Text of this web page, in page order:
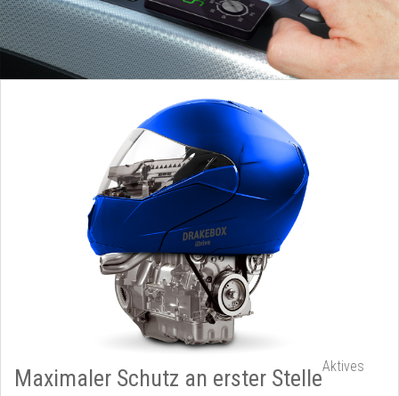
Maximaler Schutz an erster StelleAktives